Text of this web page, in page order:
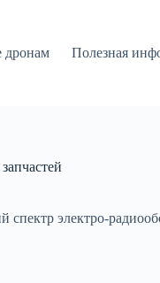
дронам Полезная
электро-